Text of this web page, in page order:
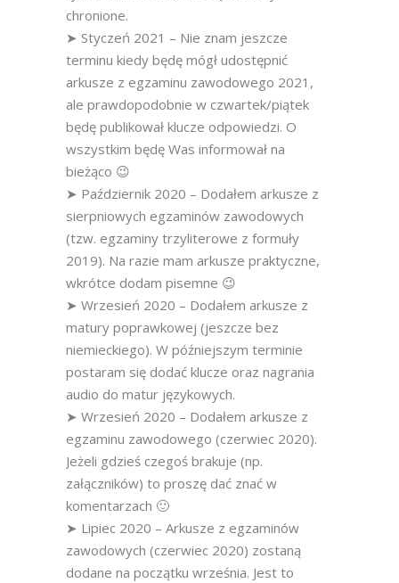
chronione.
➤ Styczeń 2021 – Nie znam jeszcze
terminu kiedy będę mógł udostępnić
arkusze z egzaminu zawodowego 2021,
ale prawdopodobnie w czwartek/piątek
będę publikował klucze odpowiedzi. O
wszystkim będę Was informował na
bieżąco 😉
➤ Październik 2020 – Dodałem arkusze z
sierpniowych egzaminów zawodowych
(tzw. egzaminy trzyliterowe z formuły
2019). Na razie mam arkusze praktyczne,
wkrótce dodam pisemne 😉
➤ Wrzesień 2020 – Dodałem arkusze z
matury poprawkowej (jeszcze bez
niemieckiego). W późniejszym terminie
postaram się dodać klucze oraz nagrania
audio do matur językowych.
➤ Wrzesień 2020 – Dodałem arkusze z
egzaminu zawodowego (czerwiec 2020).
Jeżeli gdzieś czegoś brakuje (np.
załączników) to proszę dać znać w
komentarzach 🙂
➤ Lipiec 2020 – Arkusze z egzaminów
zawodowych (czerwiec 2020) zostaną
dodane na początku września. Jest to